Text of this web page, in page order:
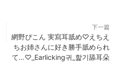
下一篇
網野ぴこん 実寫耳舐め♡えちえ
ちお姉さんに好き勝手舐められ
て…♡_Earlicking귀_핥기舔耳朵